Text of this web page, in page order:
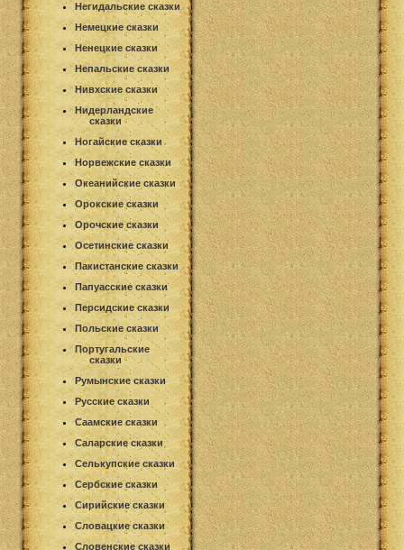
Негидальские сказки
Немецкие сказки
Ненецкие сказки
Непальские сказки
Нивхские сказки
Нидерландские
сказки
Ногайские сказки
Норвежские сказки
Океанийские сказки
Орокские сказки
Орочские сказки
Осетинские сказки
Пакистанские сказки
Папуасские сказки
Персидские сказки
Польские сказки
Португальские
сказки
Румынские сказки
Русские сказки
Саамские сказки
Саларские сказки
Селькупские сказки
Сербские сказки
Сирийские сказки
Словацкие сказки
Словенские сказки